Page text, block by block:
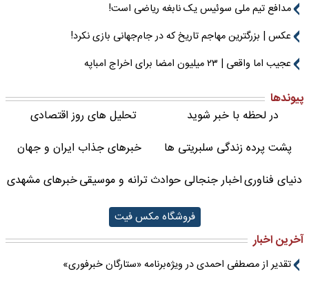
مدافع تیم ملی سوئیس یک نابغه ریاضی است!
عکس | بزرگترین مهاجم تاریخ که در جام‌جهانی بازی نکرد!
عجیب اما واقعی | ۲۳ میلیون امضا برای اخراج امباپه
پیوندها
در لحظه با خبر شوید
تحلیل های روز اقتصادی
پشت پرده زندگی سلبریتی ها
خبرهای جذاب ایران و جهان
دنیای فناوریاخبار جنجالی حوادثترانه و موسیقیخبرهای مشهدی
فروشگاه مکس فیت
آخرین اخبار
تقدیر از مصطفی احمدی در ویژه‌برنامه «ستارگان خبرفوری»